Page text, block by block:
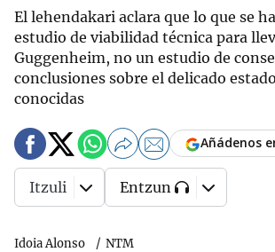
El lehendakari aclara que lo que se
estudio de viabilidad técnica para
Guggenheim, no un estudio de
conclusiones sobre el delicado
conocidas
Idoia Alonso NTM
Añádenos
Itzuli Entzun